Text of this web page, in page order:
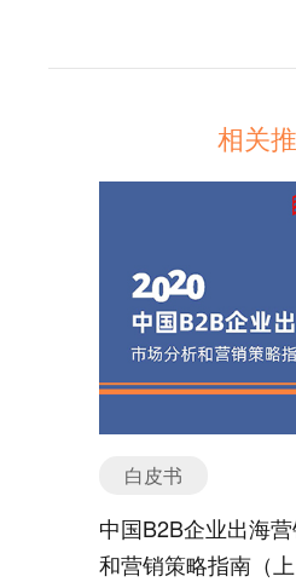
相关
白皮书
中国B2B企业出海
和营销策略指南（上